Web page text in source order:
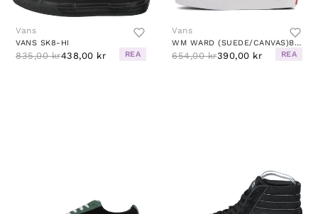
Vans
VANS SK8-HI
835,00 kr438,00 kr REA
Vans
WM WARD (SUEDE/CANVAS)BLACK/WHITE
654,00 kr390,00 kr REA